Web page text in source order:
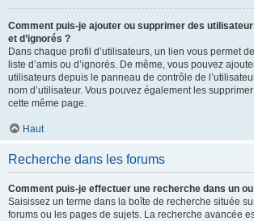
Comment puis-je ajouter ou supprimer des
et d’ignorés ?
Dans chaque profil d’utilisateurs, un lien vous permet
liste d’amis ou d’ignorés. De même, vous pouvez
utilisateurs depuis le panneau de contrôle de
nom d’utilisateur. Vous pouvez également les
cette même page.
Haut
Recherche dans les forums
Comment puis-je effectuer une recherche dans un
Saisissez un terme dans la boîte de recherche située
forums ou les pages de sujets. La recherche avancée